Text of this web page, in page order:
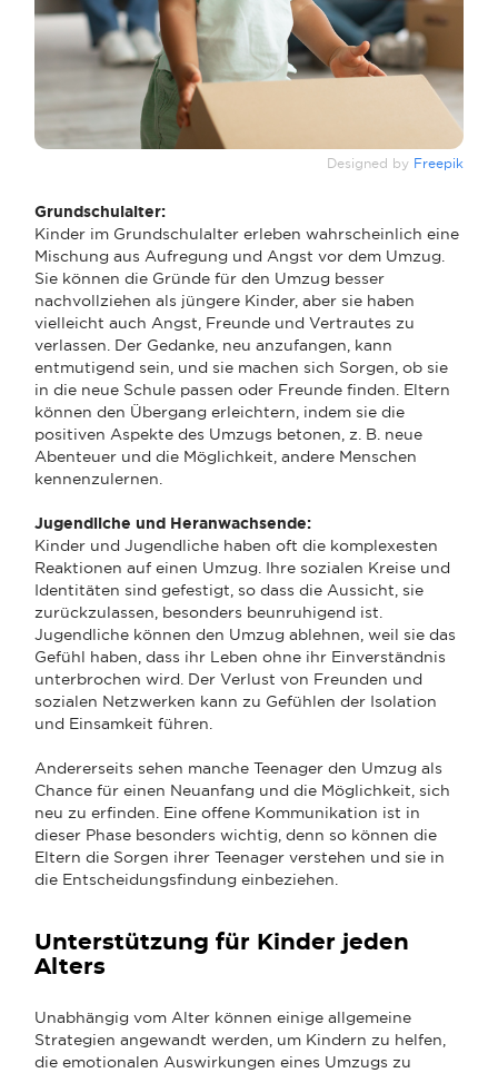
Designed by Freepik
Grundschulalter:
Kinder im Grundschulalter erleben wahrscheinlich eine
Mischung aus Aufregung und Angst vor dem Umzug.
Sie können die Gründe für den Umzug besser
nachvollziehen als jüngere Kinder, aber sie haben
vielleicht auch Angst, Freunde und Vertrautes zu
verlassen. Der Gedanke, neu anzufangen, kann
entmutigend sein, und sie machen sich Sorgen, ob sie
in die neue Schule passen oder Freunde finden. Eltern
können den Übergang erleichtern, indem sie die
positiven Aspekte des Umzugs betonen, z. B. neue
Abenteuer und die Möglichkeit, andere Menschen
kennenzulernen.
Jugendliche und Heranwachsende:
Kinder und Jugendliche haben oft die komplexesten
Reaktionen auf einen Umzug. Ihre sozialen Kreise und
Identitäten sind gefestigt, so dass die Aussicht, sie
zurückzulassen, besonders beunruhigend ist.
Jugendliche können den Umzug ablehnen, weil sie das
Gefühl haben, dass ihr Leben ohne ihr Einverständnis
unterbrochen wird. Der Verlust von Freunden und
sozialen Netzwerken kann zu Gefühlen der Isolation
und Einsamkeit führen.
Andererseits sehen manche Teenager den Umzug als
Chance für einen Neuanfang und die Möglichkeit, sich
neu zu erfinden. Eine offene Kommunikation ist in
dieser Phase besonders wichtig, denn so können die
Eltern die Sorgen ihrer Teenager verstehen und sie in
die Entscheidungsfindung einbeziehen.
Unterstützung für Kinder jeden
Alters
Unabhängig vom Alter können einige allgemeine
Strategien angewandt werden, um Kindern zu helfen,
die emotionalen Auswirkungen eines Umzugs zu